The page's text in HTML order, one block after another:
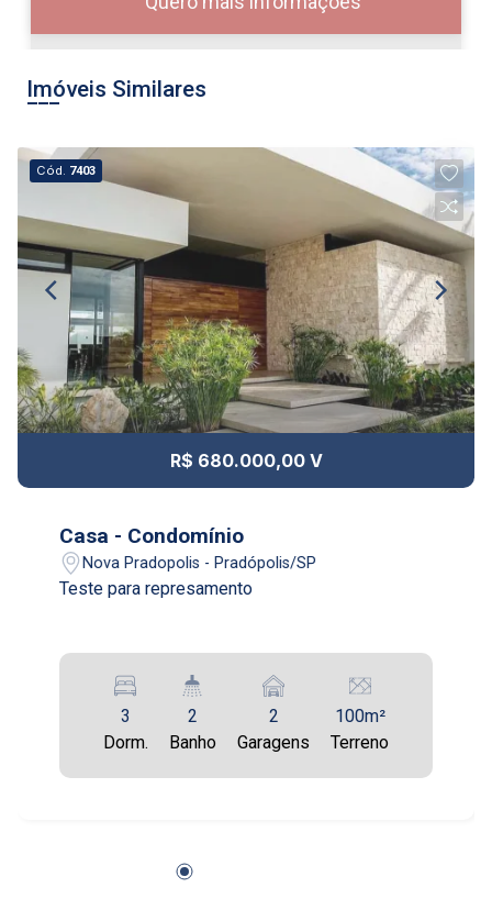
10
Aug/Mon
11
Aug/Tue
12
Aug/Wed
13
Aug/Thu
17
Aug/Mon
18
08:00
09:00
10:00
11:00
12:00
13:00
14:00
15:00
Continuar
Imóveis Similares
Cód. 7403
R$ 680.000,00 V
Casa - Condomínio
Nova Pradopolis - Pradópolis/SP
Teste para represamento
3
Dorm.
2
Banho
2
Garagens
100m²
Terreno